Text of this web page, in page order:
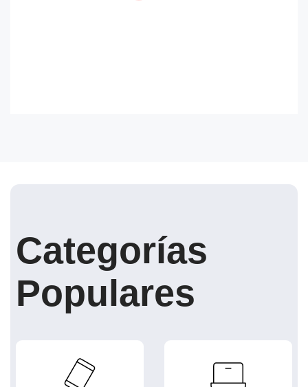
Categorías
Populares